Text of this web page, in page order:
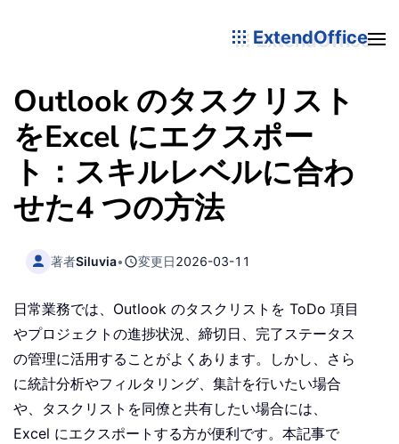
ExtendOffice
Outlook のタスクリスト
をExcel にエクスポー
ト：スキルレベルに合わ
せた4 つの方法
著者Siluvia• 変更日2026-03-11
日常業務では、Outlook のタスクリストを ToDo 項目
やプロジェクトの進捗状況、締切日、完了ステータス
の管理に活用することがよくあります。しかし、さら
に統計分析やフィルタリング、集計を行いたい場合
や、タスクリストを同僚と共有したい場合には、
Excel にエクスポートする方が便利です。本記事で